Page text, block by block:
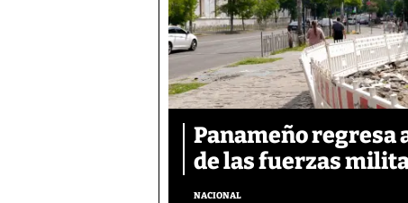
Panameño regresa
de las fuerzas
NACIONAL